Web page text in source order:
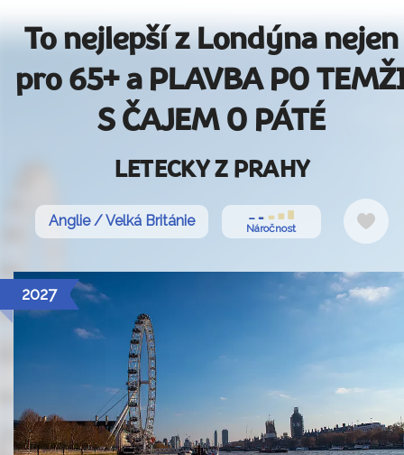
To nejlepší z Londýna nejen
pro 65+ a PLAVBA PO
S ČAJEM O PÁTÉ
LETECKY Z PRAHY
Anglie / Velká Británie Náročnost
Do
2027